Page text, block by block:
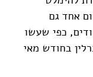
אחד גם
כפי שעשו
בחודש מאי